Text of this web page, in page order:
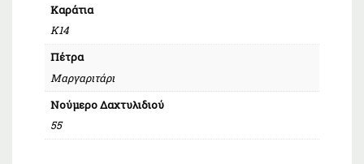
Καράτια
Κ14
Πέτρα
Μαργαριτάρι
Νούμερο Δαχτυλιδιού
55